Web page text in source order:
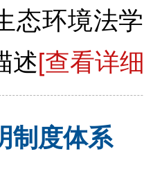
态环境法
述[查看详
制度体系